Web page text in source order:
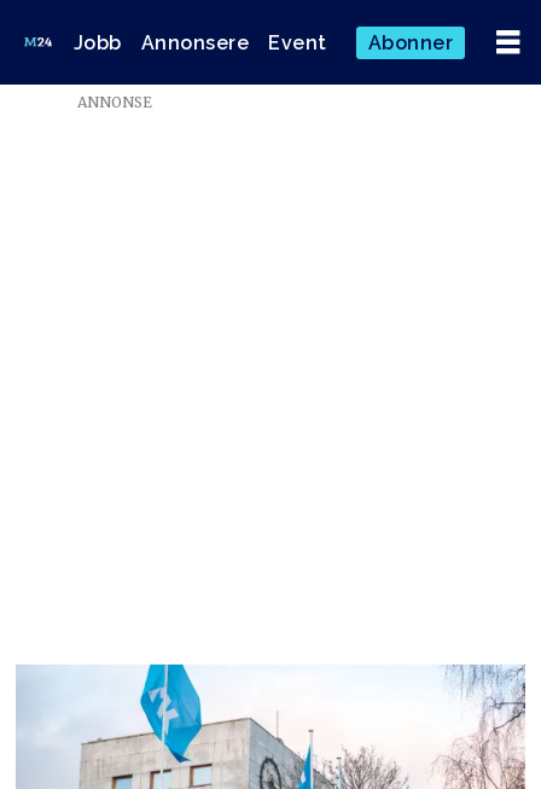
Jobb Annonsere Event Abonner
Emne:
ANNONSE